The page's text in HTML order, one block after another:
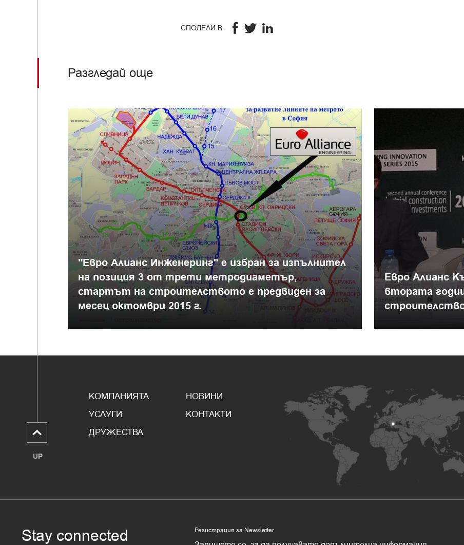
СПОДЕЛИ В
Разгледай още
"Евро Алианс Инженеринг" е избран за изпълнител
на позиция 3 от трети метродиаметър,
стартът на строителството е предвиден за
месец октомври 2015 г.
Евро Алианс
втората
UP
КОМПАНИЯТА
НОВИНИ
УСЛУГИ
КОНТАКТИ
ДРУЖЕСТВА
Stay connected Регистрация за Newsletter